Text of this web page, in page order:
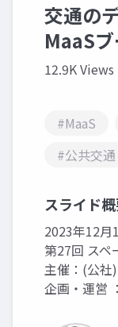
交通の
MaaS
12.9K Views
#MaaS
#公共交通
スライド
2023年12月
第27回 スペ
主催：(公社
企画・運営